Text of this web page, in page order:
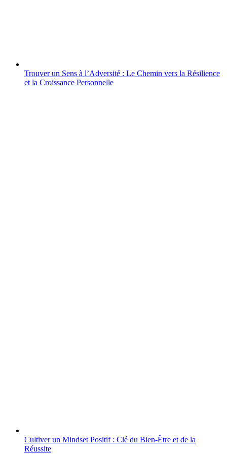
Trouver un Sens à l’Adversité : Le Chemin vers la Résilience
et la Croissance Personnelle
Cultiver un Mindset Positif : Clé du Bien-Être et de la
Réussite